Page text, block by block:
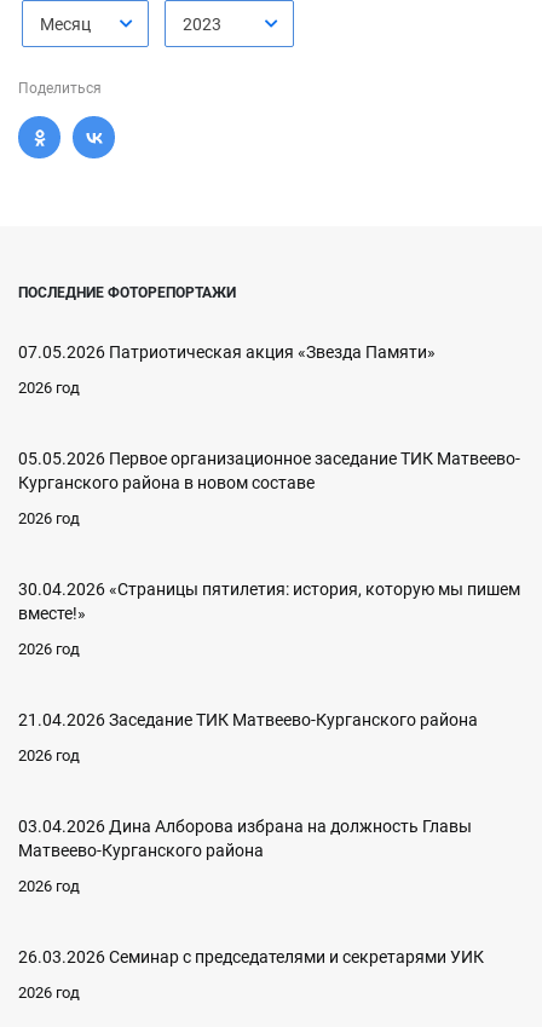
Месяц 2023
Поделиться
ПОСЛЕДНИЕ ФОТОРЕПОРТАЖИ
07.05.2026 Патриотическая акция «Звезда Памяти»
2026 год
05.05.2026 Первое организационное заседание ТИК Матвеево-
Курганского района в новом составе
2026 год
30.04.2026 «Страницы пятилетия: история, которую мы пишем
вместе!»
2026 год
21.04.2026 Заседание ТИК Матвеево-Курганского района
2026 год
03.04.2026 Дина Алборова избрана на должность Главы
Матвеево-Курганского района
2026 год
26.03.2026 Семинар с председателями и секретарями УИК
2026 год